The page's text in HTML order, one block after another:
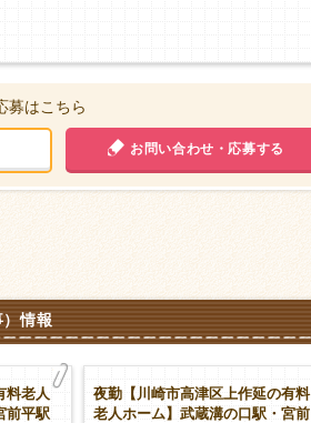
募はこちら
お問い合わせ・応募する
情報
料老人
前平駅
夜勤【川崎市高津区上作延の有料
老人ホーム】武蔵溝の口駅・宮前